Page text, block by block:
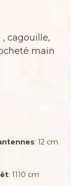
cagouille,
main
: 12 cm
: 1110 cm